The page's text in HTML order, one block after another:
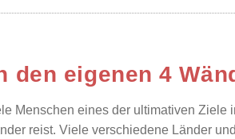
den eigenen 4
Menschen eines der ultimativen
reist. Viele verschiedene Länder